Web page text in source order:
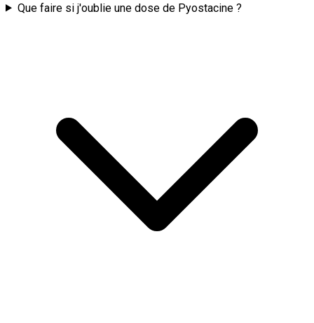
Que faire si j'oublie une dose de Pyostacine ?